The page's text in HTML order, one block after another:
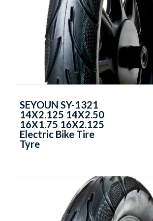
SEYOUN SY-1321
14X2.125 14X2.50
16X1.75 16X2.125
Electric Bike Tire
Tyre